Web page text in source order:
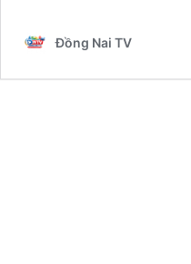
Đồng Nai TV